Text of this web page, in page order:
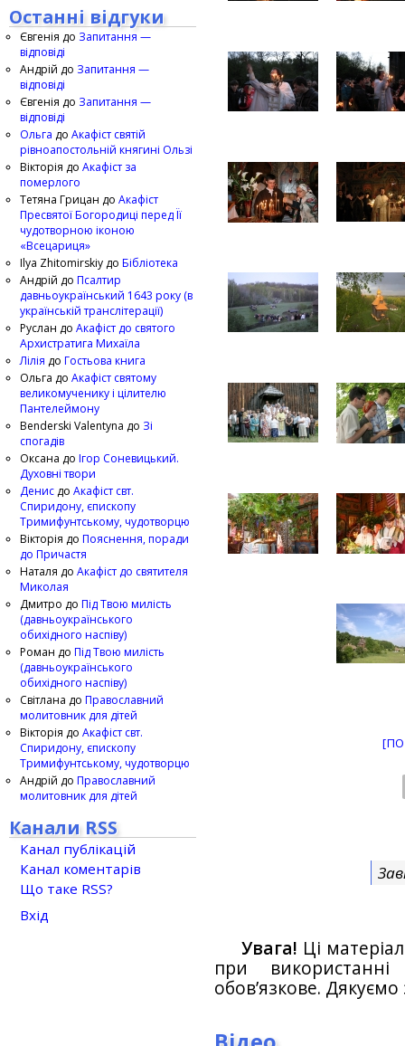
Увага! Ці
при
обов’язкове.
Останні відгуки
Євгенія до Запитання —
відповіді
Андрій до Запитання —
відповіді
Євгенія до Запитання —
відповіді
Ольга до Акафіст святій
рівноапостольній княгині Ользі
Вікторія до Акафіст за
померлого
Тетяна Грицан до Акафіст
Пресвятої Богородиці перед Її
чудотворною іконою
«Всецариця»
Ilya Zhitomirskiy до Бібліотека
Андрій до Псалтир
давньоукраїнський 1643 року (в
українській транслітерації)
Руслан до Акафіст до святого
Архистратига Михаїла
Лілія до Гостьова книга
Ольга до Акафіст святому
великомученику і цілителю
Пантелеймону
Benderski Valentyna до Зі
спогадів
Оксана до Ігор Соневицький.
Духовні твори
Денис до Акафіст свт.
Спиридону, єпископу
Тримифунтському, чудотворцю
Вікторія до Пояснення, поради
до Причастя
Наталя до Акафіст до святителя
Миколая
Дмитро до Під Твою милість
(давньоукраїнського
обихідного наспіву)
Роман до Під Твою милість
(давньоукраїнського
обихідного наспіву)
Світлана до Православний
молитовник для дітей
Вікторія до Акафіст свт.
Спиридону, єпископу
Тримифунтському, чудотворцю
Андрій до Православний
молитовник для дітей
Канали RSS
Канал публікацій
Канал коментарів
Що таке RSS?
Вхід